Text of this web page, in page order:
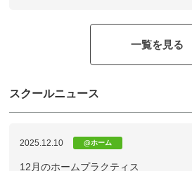
一覧を見る
スクールニュース
2025.12.10 @ホーム
12月のホームプラクティス